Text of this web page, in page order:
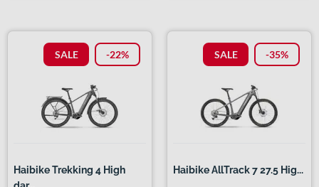
SALE -22%
Haibike Trekking 4 High
SALE -35%
Haibike AllTrack 7 27.5 Hig...